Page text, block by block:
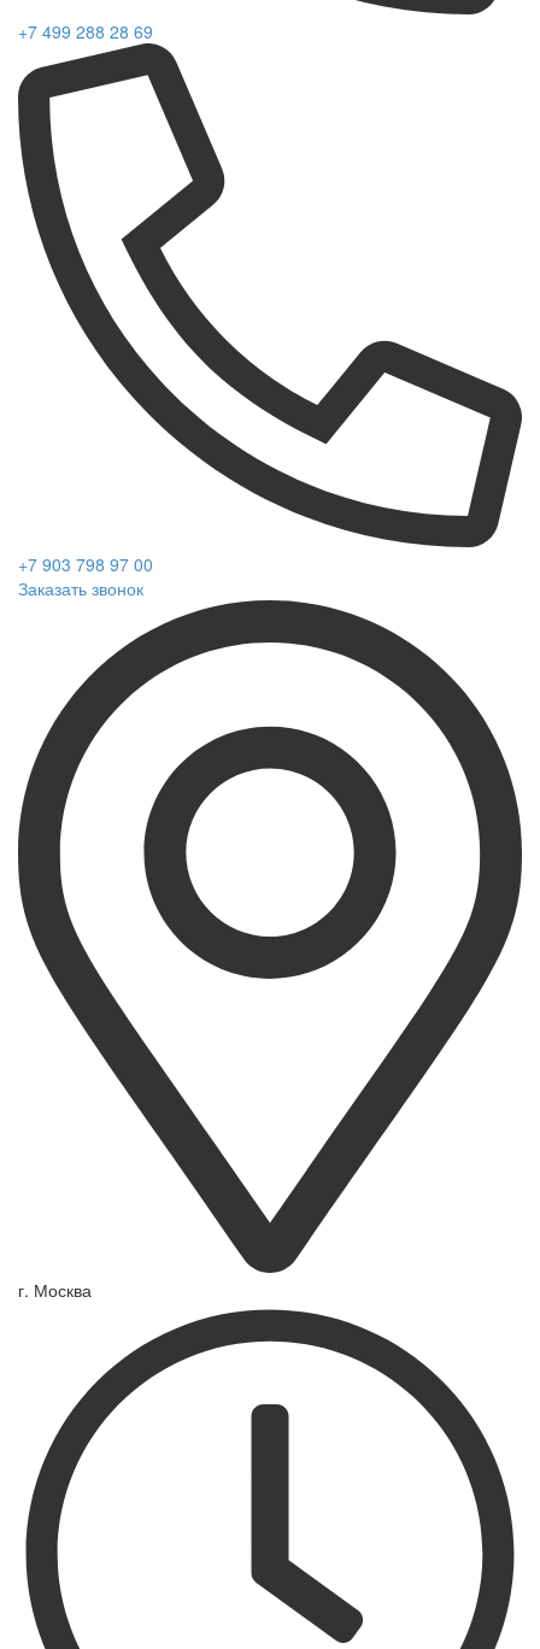
+7 499 288 28 69
+7 903 798 97 00
Заказать звонок
г. Москва